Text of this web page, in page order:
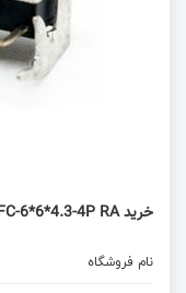
خرید KFC-6*6*4.3-4P RA
نام فروشگاه